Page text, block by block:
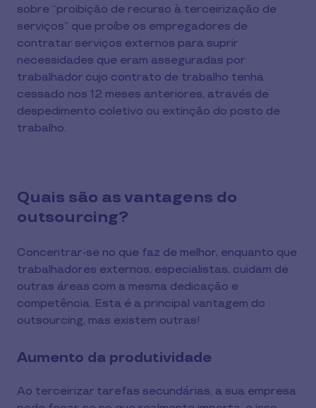
sobre “proibição de recurso à terceirização de
serviços” que proíbe os empregadores de
contratar serviços externos para suprir
necessidades que eram asseguradas por
trabalhador cujo contrato de trabalho tenha
cessado nos 12 meses anteriores, através de
despedimento coletivo ou extinção do posto de
trabalho.
Quais são as vantagens do
outsourcing?
Concentrar-se no que faz de melhor, enquanto que
trabalhadores externos, especialistas, cuidam de
outras áreas com a mesma dedicação e
competência. Esta é a principal vantagem do
outsourcing, mas existem outras!
Aumento da produtividade
Ao terceirizar tarefas secundárias, a sua empresa